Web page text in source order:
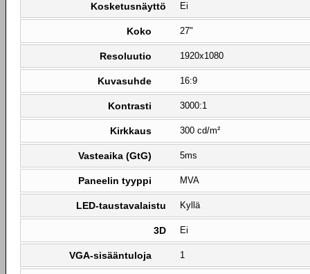
Kosketusnäyttö Ei
Koko 27"
Resoluutio 1920x1080
Kuvasuhde 16:9
Kontrasti 3000:1
Kirkkaus 300 cd/m²
Vasteaika (GtG) 5ms
Paneelin tyyppi MVA
LED-taustavalaistu Kyllä
3D Ei
VGA-sisääntuloja 1